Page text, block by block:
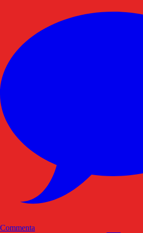
Commenta